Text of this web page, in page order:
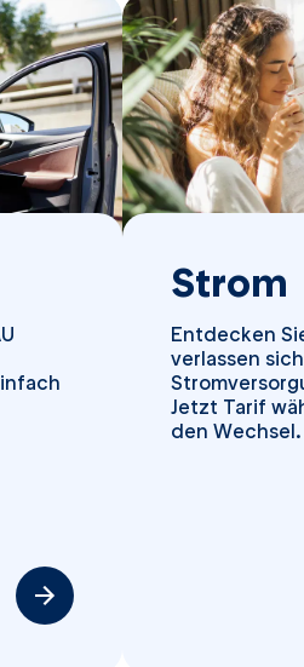
Strom
Entdecken
verlassen
Jetzt Tarif
den Wechsel.